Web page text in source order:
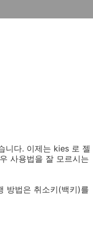
니다. 이제는 kies 로 젤
사용법을 잘 모르시는
방법은 취소키(백키)를